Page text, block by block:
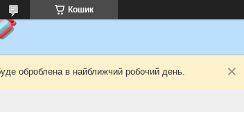
Кошик
оброблена в найближчий робочий день.